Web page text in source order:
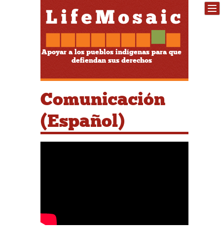
Apoyar a los pueblos indígenas para que
defiendan sus derechos
Comunicación
(Español)